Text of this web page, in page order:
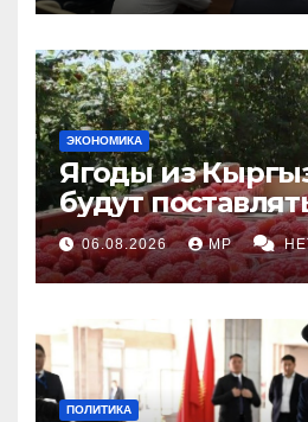
ЭКОНОМИКА
Ягоды из
будут
06.08.2026 MP
ПОЛИТИКА